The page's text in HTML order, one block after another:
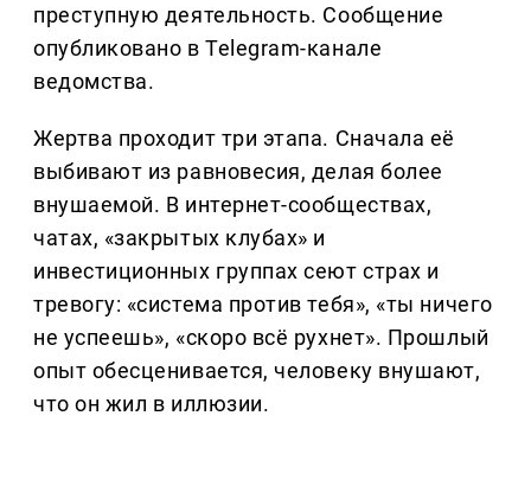
преступную деятельность. Сообщение
опубликовано в Telegram-канале
ведомства.
Жертва проходит три этапа. Сначала её
выбивают из равновесия, делая более
внушаемой. В интернет-сообществах,
чатах, «закрытых клубах» и
инвестиционных группах сеют страх и
тревогу: «система против тебя», «ты ничего
не успеешь», «скоро всё рухнет». Прошлый
опыт обесценивается, человеку внушают,
что он жил в иллюзии.